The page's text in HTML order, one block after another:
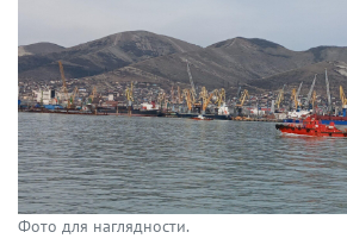
Фото для наглядности.